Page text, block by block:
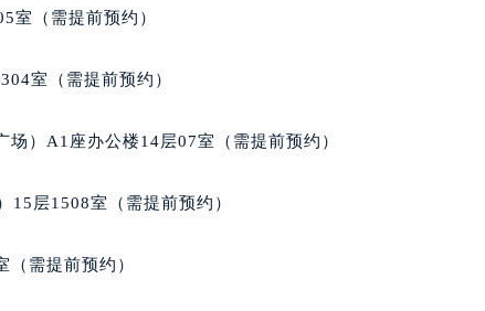
室（需提前预约）
室（需提前预约）
）A1座办公楼14层07室（需提前预约）
层1508室（需提前预约）
需提前预约）